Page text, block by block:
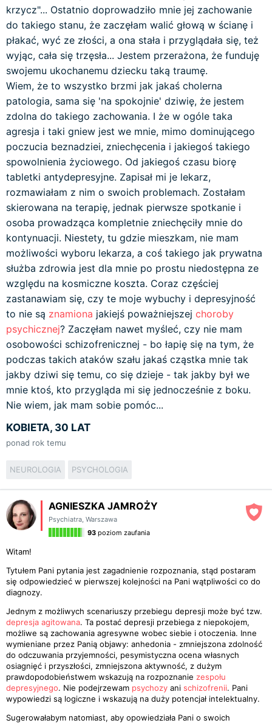
krzycz"... Ostatnio doprowadziło mnie jej zachowanie
do takiego stanu, że zaczęłam walić głową w ścianę i
płakać, wyć ze złości, a ona stała i przyglądała się, też
wyjąc, cała się trzęsła... Jestem przerażona, że funduję
swojemu ukochanemu dziecku taką traumę.
Wiem, że to wszystko brzmi jak jakaś cholerna
patologia, sama się 'na spokojnie' dziwię, że jestem
zdolna do takiego zachowania. I że w ogóle taka
agresja i taki gniew jest we mnie, mimo dominującego
poczucia beznadziei, zniechęcenia i jakiegoś takiego
spowolnienia życiowego. Od jakiegoś czasu biorę
tabletki antydepresyjne. Zapisał mi je lekarz,
rozmawiałam z nim o swoich problemach. Zostałam
skierowana na terapię, jednak pierwsze spotkanie i
osoba prowadząca kompletnie zniechęciły mnie do
kontynuacji. Niestety, tu gdzie mieszkam, nie mam
możliwości wyboru lekarza, a coś takiego jak prywatna
służba zdrowia jest dla mnie po prostu niedostępna ze
względu na kosmiczne koszta. Coraz częściej
zastanawiam się, czy te moje wybuchy i depresyjność
to nie są znamiona jakiejś poważniejszej choroby
psychicznej? Zaczęłam nawet myśleć, czy nie mam
osobowości schizofrenicznej - bo łapię się na tym, że
podczas takich ataków szału jakaś cząstka mnie tak
jakby dziwi się temu, co się dzieje - tak jakby był we
mnie ktoś, kto przygląda mi się jednocześnie z boku.
Nie wiem, jak mam sobie pomóc...
KOBIETA, 30 LAT
ponad rok temu
NEUROLOGIA PSYCHOLOGIA
AGNIESZKA JAMROŻY
Psychiatra, Warszawa
93 poziom zaufania
Witam!
Tytułem Pani pytania jest zagadnienie rozpoznania, stąd postaram
się odpowiedzieć w pierwszej kolejności na Pani wątpliwości co do
diagnozy.
Jednym z możliwych scenariuszy przebiegu depresji może być tzw.
depresja agitowana. Ta postać depresji przebiega z niepokojem,
możliwe są zachowania agresywne wobec siebie i otoczenia. Inne
wymieniane przez Panią objawy: anhedonia - zmniejszona zdolność
do odczuwania przyjemności, pesymistyczna ocena własnych
osiagnięć i przyszłości, zmniejszona aktywność, z dużym
prawdopodobieństwem wskazują na rozpoznanie zespołu
depresyjnego. Nie podejrzewam psychozy ani schizofrenii. Pani
wypowiedzi są logiczne i wskazują na duży potencjał intelektualny.
Sugerowałabym natomiast, aby opowiedziała Pani o swoich